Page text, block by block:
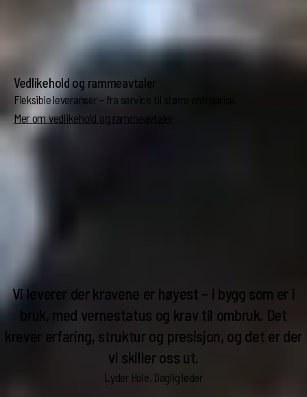
Vedlikehold og rammeavtaler
Fleksible leveranser – fra service til større entreprise.
Mer om vedlikehold og rammeavtaler
Vi leverer der kravene er høyest – i bygg som er i
bruk, med vernestatus og krav til ombruk. Det
krever erfaring, struktur og presisjon, og det er der
vi skiller oss ut.
Lyder Hole, Daglig leder